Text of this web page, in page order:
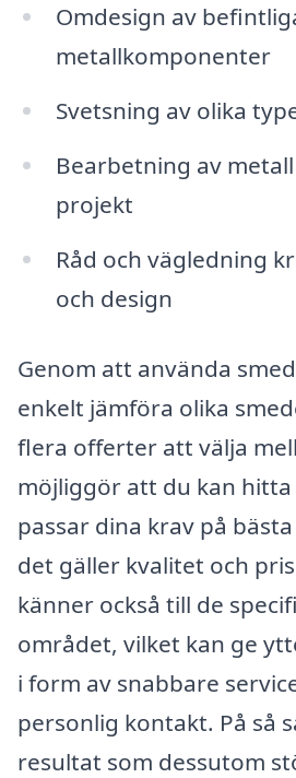
Omdesign av
metallkomponenter
Svetsning av olika
Bearbetning av
projekt
Råd och vägledning
och design
Genom att använda
enkelt jämföra olika
flera offerter att välja
möjliggör att du kan hitta
passar dina krav på
det gäller kvalitet och
känner också till de
området, vilket kan ge
i form av snabbare
personlig kontakt. På så
resultat som dessutom